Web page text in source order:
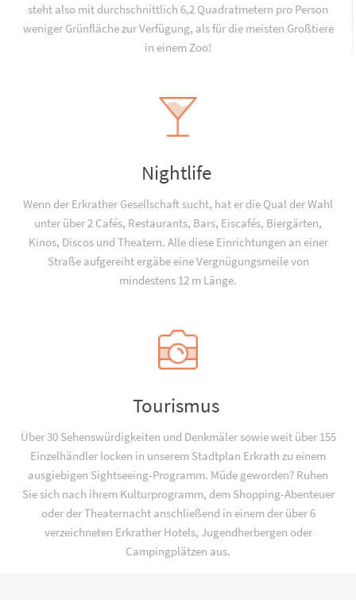
steht also mit durchschnittlich 6,2 Quadratmetern pro Person
weniger Grünfläche zur Verfügung, als für die meisten Großtiere
in einem Zoo!
Nightlife
Wenn der Erkrather Gesellschaft sucht, hat er die Qual der Wahl
unter über 2 Cafés, Restaurants, Bars, Eiscafés, Biergärten,
Kinos, Discos und Theatern. Alle diese Einrichtungen an einer
Straße aufgereiht ergäbe eine Vergnügungsmeile von
mindestens 12 m Länge.
Tourismus
Über 30 Sehenswürdigkeiten und Denkmäler sowie weit über 155
Einzelhändler locken in unserem Stadtplan Erkrath zu einem
ausgiebigen Sightseeing-Programm. Müde geworden? Ruhen
Sie sich nach ihrem Kulturprogramm, dem Shopping-Abenteuer
oder der Theaternacht anschließend in einem der über 6
verzeichneten Erkrather Hotels, Jugend­­herbergen oder
Campingplätzen aus.